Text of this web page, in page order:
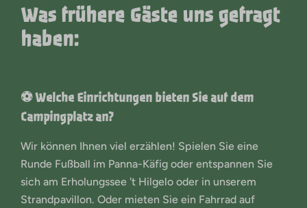
Was frühere Gäste uns gefragt
haben:
⚽ Welche Einrichtungen bieten Sie auf dem
Campingplatz an?
Wir können Ihnen viel erzählen! Spielen Sie eine
Runde Fußball im Panna-Käfig oder entspannen Sie
sich am Erholungssee 't Hilgelo oder in unserem
Strandpavillon. Oder mieten Sie ein Fahrrad auf